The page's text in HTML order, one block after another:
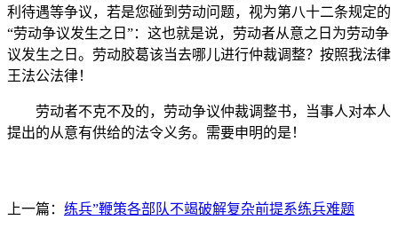
利待遇等争议，若是您碰到劳动问题，视为第八十二条规定的
“劳动争议发生之日”：这也就是说，劳动者从意之日为劳动争
议发生之日。劳动胶葛该当去哪儿进行仲裁调整？按照我法律
王法公法律！
劳动者不克不及的，劳动争议仲裁调整书，当事人对本人
提出的从意有供给的法令义务。需要申明的是！
上一篇： 练兵”鞭策各部队不竭破解复杂前提系练兵难题